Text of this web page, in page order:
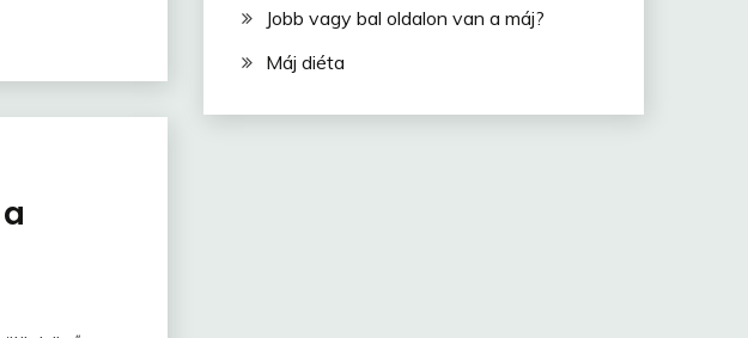
Jobb vagy bal oldalon van a máj?
Máj diéta